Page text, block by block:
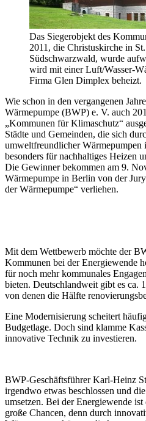
Das Siegerobjekt des
2011, die Christuskirche in
Südschwarzwald, wurde
wird mit einer Luft/Wasser-
Firma Glen Dimplex beheizt.
Wie schon in den vergangenen
Wärmepumpe (BWP) e. V. auch
„Kommunen für Klimaschutz“
Städte und Gemeinden, die sich
umweltfreundlicher Wärmepumpen
besonders für nachhaltiges Heizen
Die Gewinner bekommen am 9.
Wärmepumpe in Berlin von der
der Wärmepumpe“ verliehen.
Mit dem Wettbewerb möchte der
Kommunen bei der Energiewende
für noch mehr kommunales
bieten. Deutschlandweit gibt es ca.
von denen die Hälfte
Eine Modernisierung scheitert
Budgetlage. Doch sind klamme
innovative Technik zu investieren.
BWP-Geschäftsführer Karl-Heinz
irgendwo etwas beschlossen und
umsetzen. Bei der Energiewende
große Chancen, denn durch